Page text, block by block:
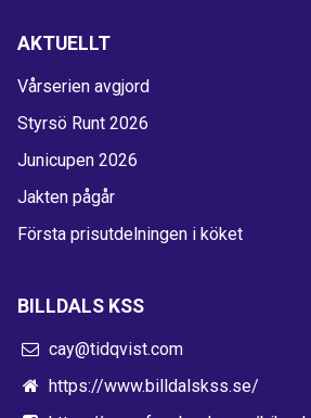
AKTUELLT
Vårserien avgjord
Styrsö Runt 2026
Junicupen 2026
Jakten pågår
Första prisutdelningen i köket
BILLDALS KSS
cay@tidqvist.com
https://www.billdalskss.se/